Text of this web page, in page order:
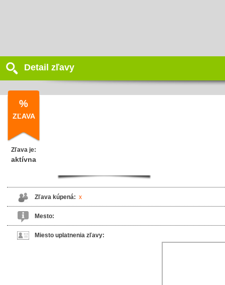
Detail zľavy
%
ZĽAVA
Zľava je:
aktívna
Zľava kúpená: x
Mesto:
Miesto uplatnenia zľavy: